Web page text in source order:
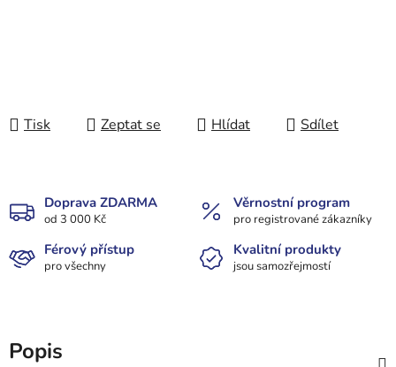
Tisk Zeptat se Hlídat Sdílet
Doprava ZDARMA
od 3 000 Kč
Věrnostní program
pro registrované zákazníky
Férový přístup
pro všechny
Kvalitní produkty
jsou samozřejmostí
Popis